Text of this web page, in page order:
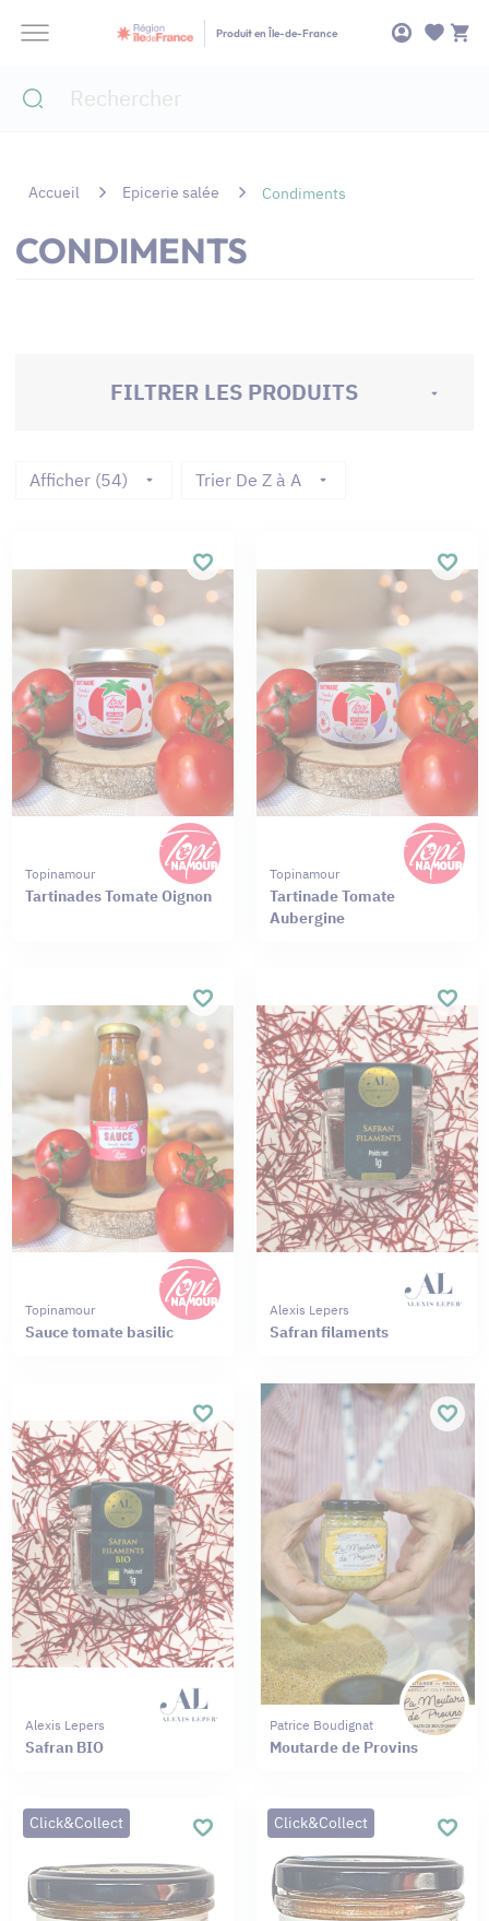
Produit en Île-de-France
Accueil Epicerie salée Condiments
CONDIMENTS
FILTRER LES PRODUITS
Afficher (54) Trier De Z à A
Topinamour
Tartinades Tomate Oignon
Topinamour
Tartinade Tomate
Aubergine
Topinamour
Sauce tomate basilic
Alexis Lepers
Safran filaments
Alexis Lepers
Safran BIO
Patrice Boudignat
Moutarde de Provins
Click&Collect Click&Collect